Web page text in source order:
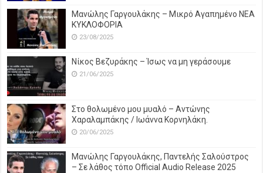
Μανώλης Γαργουλάκης – Μικρό Αγαπημένο NEΑ
ΚΥΚΛΟΦΟΡΙΑ
23/08/2025
Νίκος Βεζυράκης – Ίσως να μη γεράσουμε
21/06/2025
Στο θολωμένο μου μυαλό – Αντώνης
Χαραλαμπάκης / Ιωάννα Κορνηλάκη.
20/06/2025
Μανώλης Γαργουλάκης, Παντελής Σαλούστρος
– Σε λάθος τόπο Official Audio Release 2025